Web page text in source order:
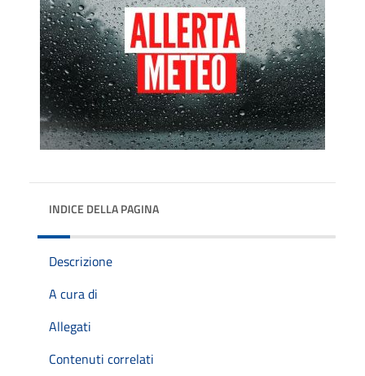
INDICE DELLA PAGINA
Descrizione
A cura di
Allegati
Contenuti correlati